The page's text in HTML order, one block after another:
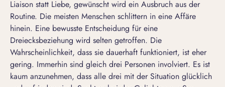
Liaison statt Liebe, gewünscht wird ein Ausbruch aus der
Routine. Die meisten Menschen schlittern in eine Affäre
hinein. Eine bewusste Entscheidung für eine
Dreiecksbeziehung wird selten getroffen. Die
Wahrscheinlichkeit, dass sie dauerhaft funktioniert, ist eher
gering. Immerhin sind gleich drei Personen involviert. Es ist
kaum anzunehmen, dass alle drei mit der Situation glücklich